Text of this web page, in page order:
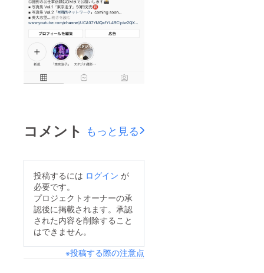
コメント もっと見る
投稿するには ログイン が
必要です。
プロジェクトオーナーの承
認後に掲載されます。承認
された内容を削除すること
はできません。
※投稿する際の注意点